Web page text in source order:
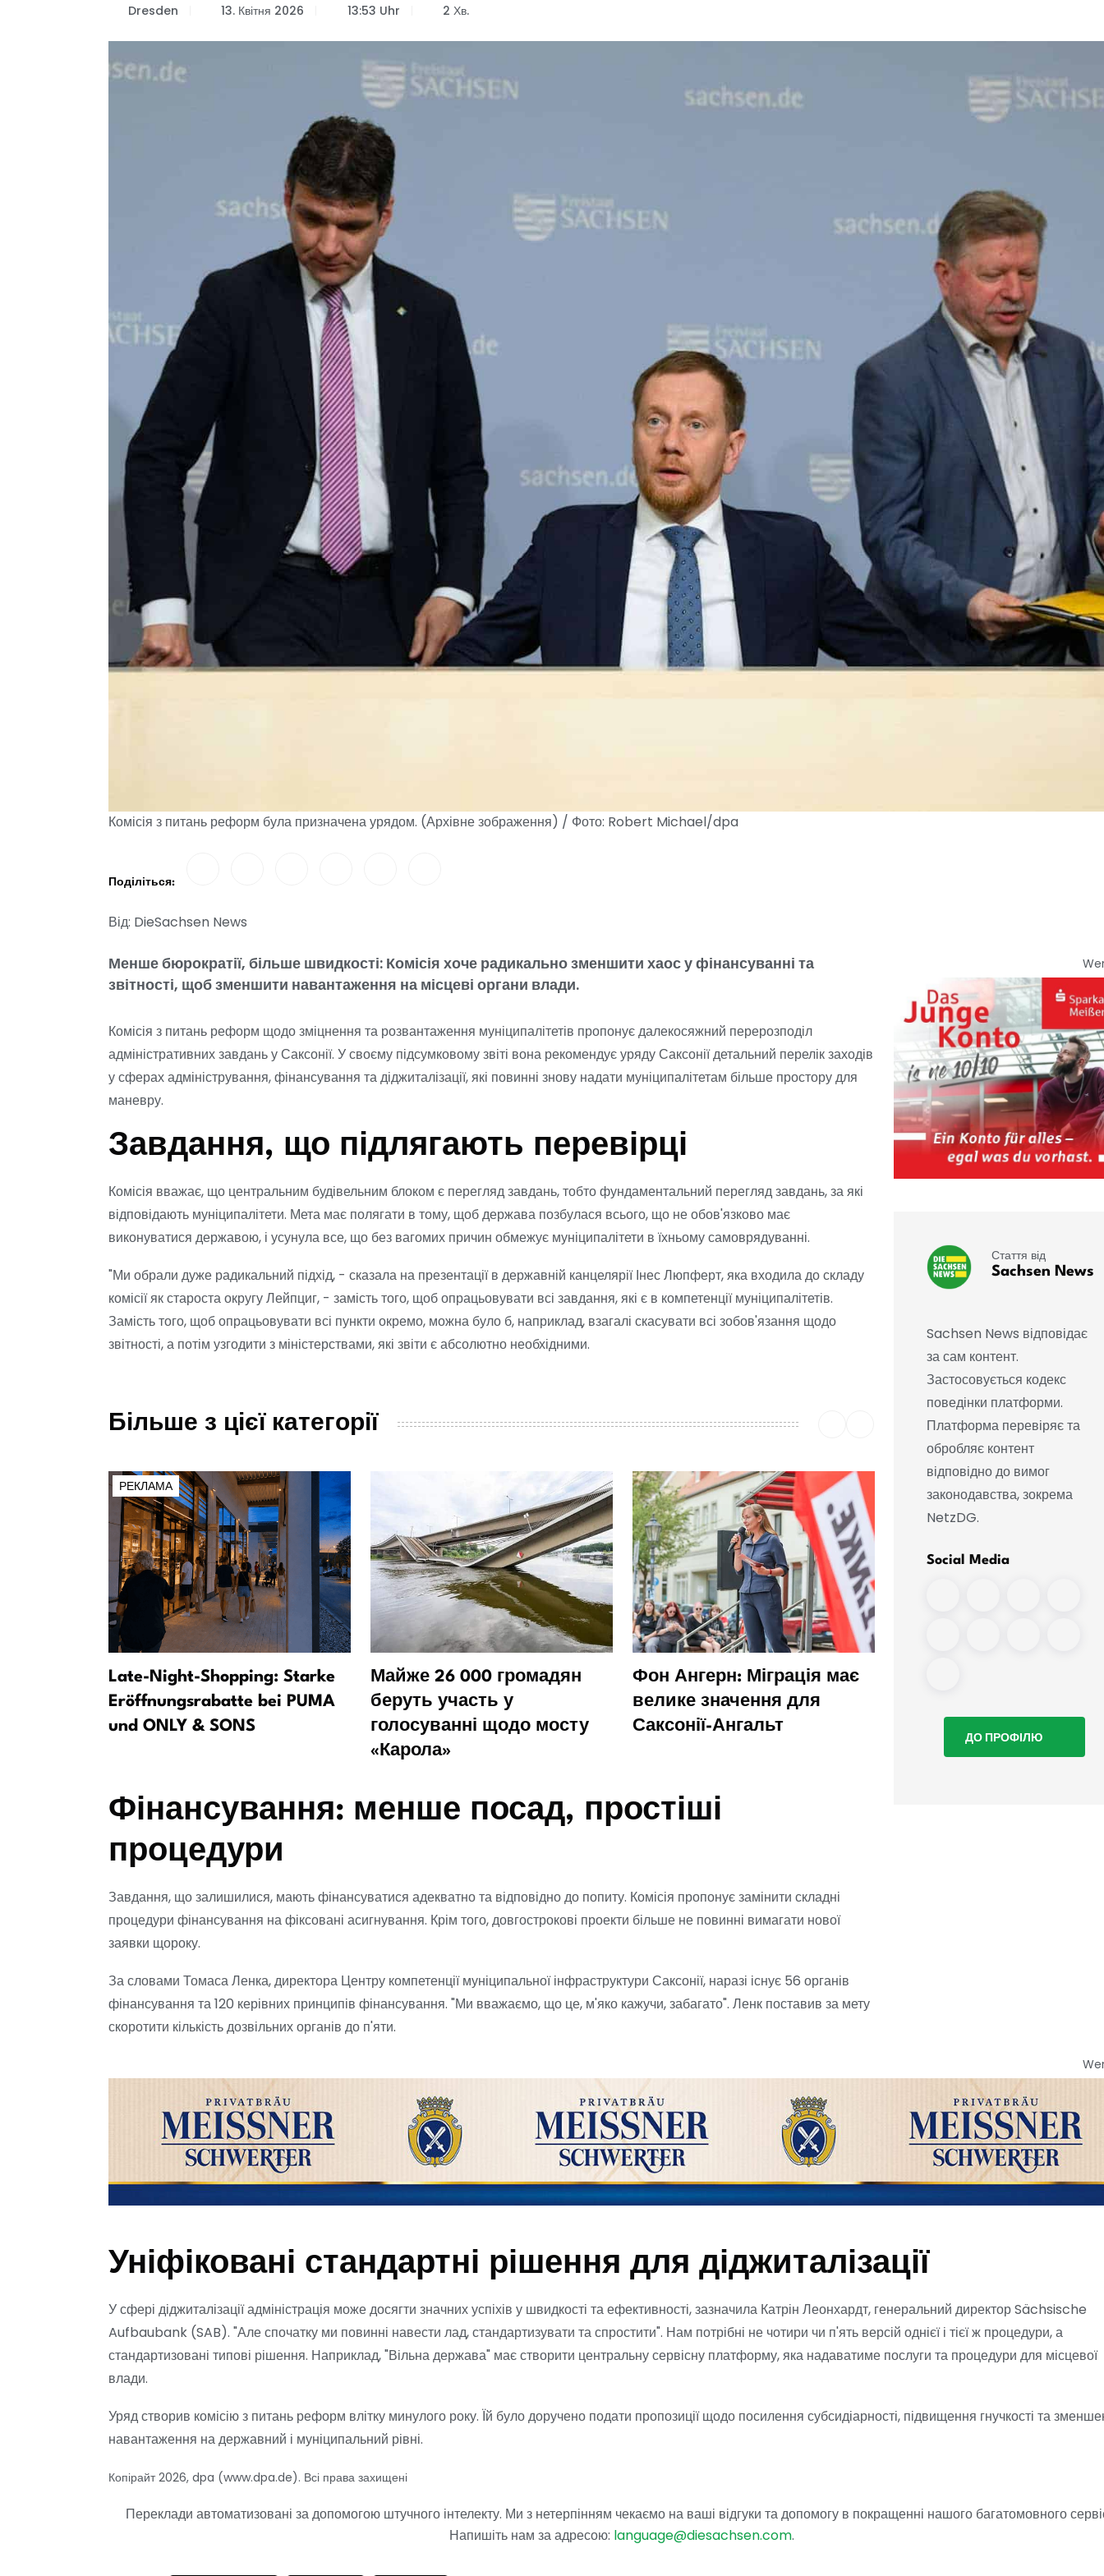
Dresden 13. Квітня 2026 13:53 Uhr 2 Хв.
Комісія з питань реформ була призначена урядом. (Архівне зображення) / Фото: Robert Michael/dpa
Поділіться:
Від: DieSachsen News
Менше бюрократії, більше швидкості: Комісія хоче радикально зменшити хаос у фінансуванні та
звітності, щоб зменшити навантаження на місцеві органи влади.
Комісія з питань реформ щодо зміцнення та розвантаження муніципалітетів пропонує далекосяжний перерозподіл
адміністративних завдань у Саксонії. У своєму підсумковому звіті вона рекомендує уряду Саксонії детальний перелік заходів
у сферах адміністрування, фінансування та діджиталізації, які повинні знову надати муніципалітетам більше простору для
маневру.
Завдання, що підлягають перевірці
Комісія вважає, що центральним будівельним блоком є перегляд завдань, тобто фундаментальний перегляд завдань, за які
відповідають муніципалітети. Мета має полягати в тому, щоб держава позбулася всього, що не обов'язково має
виконуватися державою, і усунула все, що без вагомих причин обмежує муніципалітети в їхньому самоврядуванні.
"Ми обрали дуже радикальний підхід, - сказала на презентації в державній канцелярії Інес Люпферт, яка входила до складу
комісії як староста округу Лейпциг, - замість того, щоб опрацьовувати всі завдання, які є в компетенції муніципалітетів.
Замість того, щоб опрацьовувати всі пункти окремо, можна було б, наприклад, взагалі скасувати всі зобов'язання щодо
звітності, а потім узгодити з міністерствами, які звіти є абсолютно необхідними.
Більше з цієї категорії
РЕКЛАМА
Late-Night-Shopping: Starke
Eröffnungsrabatte bei PUMA
und ONLY & SONS
Майже 26 000 громадян
беруть участь у
голосуванні щодо мосту
«Карола»
Фон Ангерн: Міграція має
велике значення для
Саксонії-Ангальт
Фінансування: менше посад, простіші
процедури
Завдання, що залишилися, мають фінансуватися адекватно та відповідно до попиту. Комісія пропонує замінити складні
процедури фінансування на фіксовані асигнування. Крім того, довгострокові проекти більше не повинні вимагати нової
заявки щороку.
За словами Томаса Ленка, директора Центру компетенції муніципальної інфраструктури Саксонії, наразі існує 56 органів
фінансування та 120 керівних принципів фінансування. "Ми вважаємо, що це, м'яко кажучи, забагато". Ленк поставив за мету
скоротити кількість дозвільних органів до п'яти.
Стаття від
Sachsen News
Sachsen News відповідає
за сам контент.
Застосовується кодекс
поведінки платформи.
Платформа перевіряє та
обробляє контент
відповідно до вимог
законодавства, зокрема
NetzDG.
Social Media
ДО ПРОФІЛЮ
Уніфіковані стандартні рішення для діджиталізації
У сфері діджиталізації адміністрація може досягти значних успіхів у швидкості та ефективності, зазначила Катрін Леонхардт, генеральний директор Sächsische
Aufbaubank (SAB). "Але спочатку ми повинні навести лад, стандартизувати та спростити". Нам потрібні не чотири чи п'ять версій однієї і тієї ж процедури, а
стандартизовані типові рішення. Наприклад, "Вільна держава" має створити центральну сервісну платформу, яка надаватиме послуги та процедури для місцевої
влади.
Уряд створив комісію з питань реформ влітку минулого року. Їй було доручено подати пропозиції щодо посилення субсидіарності, підвищення гнучкості та
навантаження на державний і муніципальний рівні.
Копірайт 2026, dpa (www.dpa.de). Всі права захищені
Переклади автоматизовані за допомогою штучного інтелекту. Ми з нетерпінням чекаємо на ваші відгуки та допомогу в покращенні нашого багатомовного
Напишіть нам за адресою: language@diesachsen.com.